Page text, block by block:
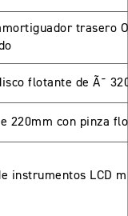
trasero
flotante de Ã˜
220mm con pinza
instrumentos LCD